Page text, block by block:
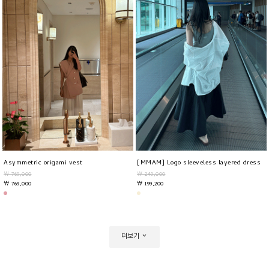
Asymmetric origami vest
￦ 769,000
￦ 769,000
[MMAM] Logo sleeveless layered dress
￦ 249,000
￦ 199,200
더보기